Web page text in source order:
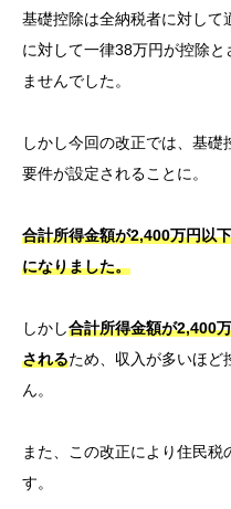
基礎控除は全納税者に対して
に対して一律38万円が控除
ませんでした。
しかし今回の改正では、基
要件が設定されることに。
合計所得金額が2,400万円以
になりました。
しかし合計所得金額が2,400
されるため、収入が多いほど
ん。
また、この改正により住民税
す。